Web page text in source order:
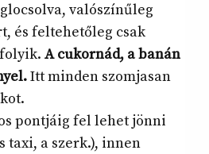
valószínűleg
és feltehetőleg csak
A cukornád, a banán
Itt minden szomjasan
pontjáig fel lehet jönni
taxi, a szerk.), innen